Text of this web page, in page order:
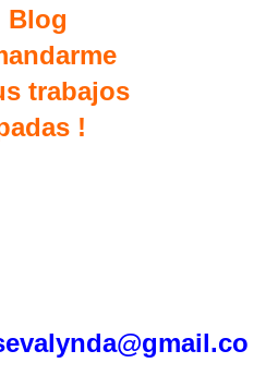
Blog
trabajos
!
valynda@gmail.co